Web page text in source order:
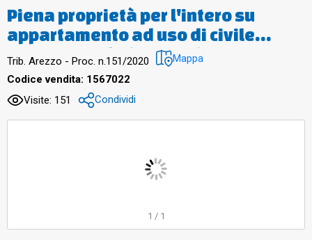
Piena proprietà per l'intero su
appartamento ad uso di civile
abitazione dislocato al piano primo
di fabbricato di maggiore
consistenza ('Palazzo Ricasoli')
decretato di interesse storico
Trib. Arezzo - Proc. n.151/2020 Mappa
Codice vendita: 1567022
Visite: 151
Condividi
1 / 1